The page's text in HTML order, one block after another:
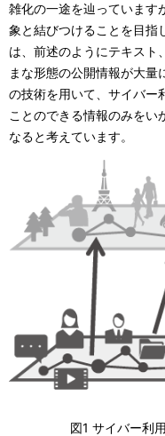
雑化の一途を辿っています
象と結びつけることを目指
は、前述のようにテキスト
まな形態の公開情報が大量
の技術を用いて、サイバー
ことのできる情報のみをい
なると考えています。
図1 サイバー利